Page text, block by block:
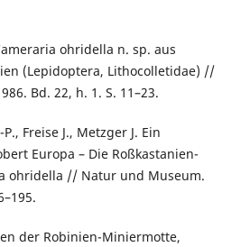
ohridella n. sp. aus
(Lepidoptera, Lithocolletidae) //
Bd. 22, h. 1. S. 11–23.
Freise J., Metzger J. Ein
Europa – Die Roßkastanien-
ohridella // Natur und Museum.
der Robinien-Miniermotte,